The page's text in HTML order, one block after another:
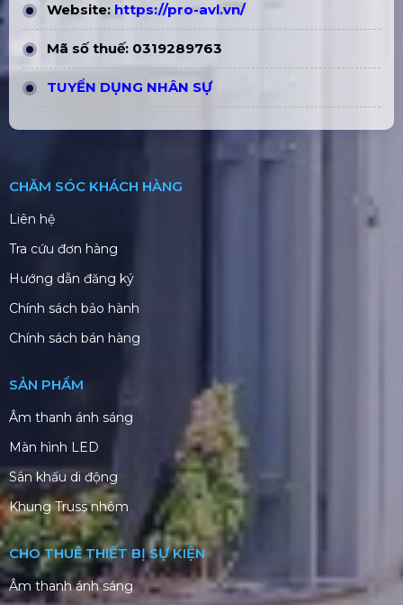
Website: https://pro-avl.vn/
Mã số thuế: 0319289763
TUYỂN DỤNG NHÂN SỰ
CHĂM SÓC KHÁCH HÀNG
Liên hệ
Tra cứu đơn hàng
Hướng dẫn đăng ký
Chính sách bảo hành
Chính sách bán hàng
SẢN PHẨM
Âm thanh ánh sáng
Màn hình LED
Sân khấu di động
Khung Truss nhôm
CHO THUÊ THIẾT BỊ SỰ KIỆN
Âm thanh ánh sáng